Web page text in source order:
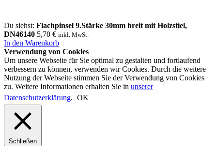
Du siehst: Flachpinsel 9.Stärke 30mm breit mit Holzstiel,
DN46140 5,70 € inkl. MwSt.
In den Warenkorb
Verwendung von Cookies
Um unsere Webseite für Sie optimal zu gestalten und fortlaufend
verbessern zu können, verwenden wir Cookies. Durch die weitere
Nutzung der Webseite stimmen Sie der Verwendung von Cookies
zu. Weitere Informationen erhalten Sie in unserer
Datenschutzerklärung. OK
Schließen